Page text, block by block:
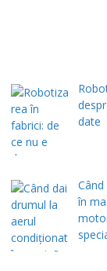
date
în